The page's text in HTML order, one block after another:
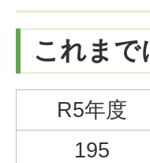
これまで
R5年度
195